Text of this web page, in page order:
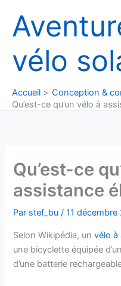
contenu
vélo
Accueil
Conception &
Qu’est-ce qu’un vélo à
Qu’est-ce
assistance
Par stef_bu/11 décembre
Selon Wikipédia, unvélo à
une bicyclette équipée
d’une batterie